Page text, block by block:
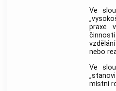
Ve
praxe
nebo
Ve
místní